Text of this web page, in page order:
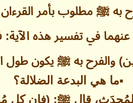
به ﷺ مطلوب بأمر
في تفسير هذه
والفرح به ﷺ يكون
▪ما هي البدعة الضلالة؟
قال ﷺ: (فإن كل